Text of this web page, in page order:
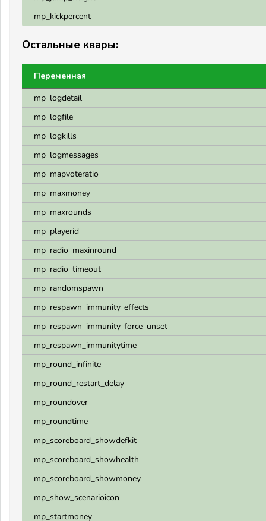
mp_kickpercent
Остальные квары:
Переменная
mp_logdetail
mp_logfile
mp_logkills
mp_logmessages
mp_mapvoteratio
mp_maxmoney
mp_maxrounds
mp_playerid
mp_radio_maxinround
mp_radio_timeout
mp_randomspawn
mp_respawn_immunity_effects
mp_respawn_immunity_force_unset
mp_respawn_immunitytime
mp_round_infinite
mp_round_restart_delay
mp_roundover
mp_roundtime
mp_scoreboard_showdefkit
mp_scoreboard_showhealth
mp_scoreboard_showmoney
mp_show_scenarioicon
mp_startmoney